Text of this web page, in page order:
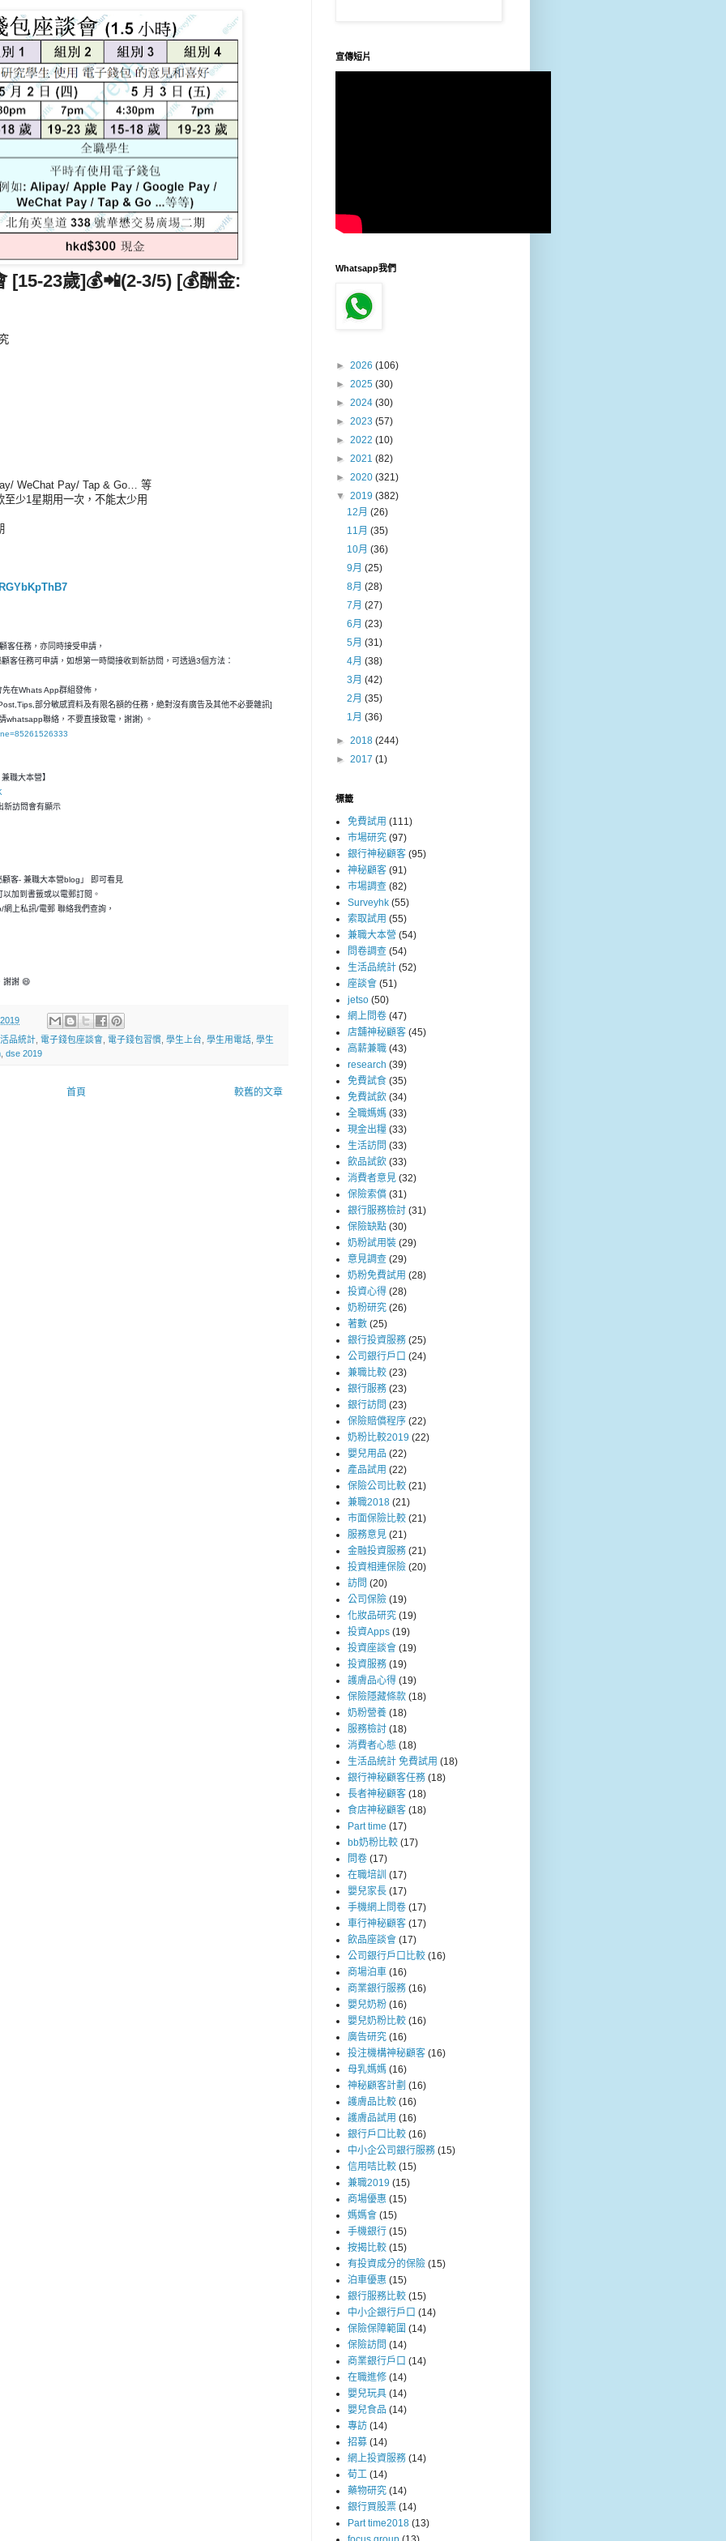
[15-23歲]💰📲(2-3/5) [💰酬金:
WeChat Pay/ Tap & Go… 等
至少1星期用一次，不能太少用
客任務，亦同時接受申請，
客任務可申請，如想第一時間接收到新訪問，可透過3個方法：
在Whats App群組發佈，
部分敏感資料及有限名額的任務，絶對沒有廣告及其他不必要雜訊]
whatsapp聯絡，不要直接致電，謝謝) 。
兼職大本營】
新訪問會有顯示
客- 兼職大本營blog」 即可看見
加到書籤或以電郵訂閱。
上私訊/電郵 聯絡我們查詢，
謝謝 😄
品統計 電子錢包座談會 電子錢包習慣 學生上台 學生用電話 學生
dse 2019
較舊的文章
首頁
宣傳短片
Whatsapp我們
► 2026 (106)
► 2025 (30)
► 2024 (30)
► 2023 (57)
► 2022 (10)
► 2021 (82)
► 2020 (321)
▼ 2019 (382)
12月(26)
11月(35)
10月(36)
9月(25)
8月(28)
7月(27)
6月(23)
5月(31)
4月(38)
3月(42)
2月(35)
1月(36)
► 2018 (244)
► 2017 (1)
標籤
免費試用 (111)
市場研究 (97)
銀行神秘顧客 (95)
神秘顧客 (91)
市場調查 (82)
Surveyhk (55)
索取試用 (55)
兼職大本營 (54)
問卷調查 (54)
生活品統計 (52)
座談會 (51)
jetso (50)
網上問卷 (47)
店舖神秘顧客 (45)
高薪兼職 (43)
research (39)
免費試食 (35)
免費試飲 (34)
全職媽媽 (33)
現金出糧 (33)
生活訪問 (33)
飲品試飲 (33)
消費者意見 (32)
保險索償 (31)
銀行服務檢討 (31)
保險缺點 (30)
奶粉試用裝 (29)
意見調查 (29)
奶粉免費試用 (28)
投資心得 (28)
奶粉研究 (26)
著數 (25)
銀行投資服務 (25)
公司銀行戶口 (24)
兼職比較 (23)
銀行服務 (23)
銀行訪問 (23)
保險賠償程序 (22)
奶粉比較2019 (22)
嬰兒用品 (22)
產品試用 (22)
保險公司比較 (21)
兼職2018 (21)
市面保險比較 (21)
服務意見 (21)
金融投資服務 (21)
投資相連保險 (20)
訪問 (20)
公司保險 (19)
化妝品研究 (19)
投資Apps (19)
投資座談會 (19)
投資服務 (19)
護膚品心得 (19)
保險隱藏條款 (18)
奶粉營養 (18)
服務檢討 (18)
消費者心態 (18)
生活品統計 免費試用 (18)
銀行神秘顧客任務 (18)
長者神秘顧客 (18)
食店神秘顧客 (18)
Part time (17)
bb奶粉比較 (17)
問卷 (17)
在職培訓 (17)
嬰兒家長 (17)
手機網上問卷 (17)
車行神秘顧客 (17)
飲品座談會 (17)
公司銀行戶口比較 (16)
商場泊車 (16)
商業銀行服務 (16)
嬰兒奶粉 (16)
嬰兒奶粉比較 (16)
廣告研究 (16)
投注機構神秘顧客 (16)
母乳媽媽 (16)
神秘顧客計劃 (16)
護膚品比較 (16)
護膚品試用 (16)
銀行戶口比較 (16)
中小企公司銀行服務 (15)
信用咭比較 (15)
兼職2019 (15)
商場優惠 (15)
媽媽會 (15)
手機銀行 (15)
按揭比較 (15)
有投資成分的保險 (15)
泊車優惠 (15)
銀行服務比較 (15)
中小企銀行戶口 (14)
保險保障範圍 (14)
保險訪問 (14)
商業銀行戶口 (14)
在職進修 (14)
嬰兒玩具 (14)
嬰兒食品 (14)
專訪 (14)
招募 (14)
網上投資服務 (14)
荀工 (14)
藥物研究 (14)
銀行買股票 (14)
Part time2018 (13)